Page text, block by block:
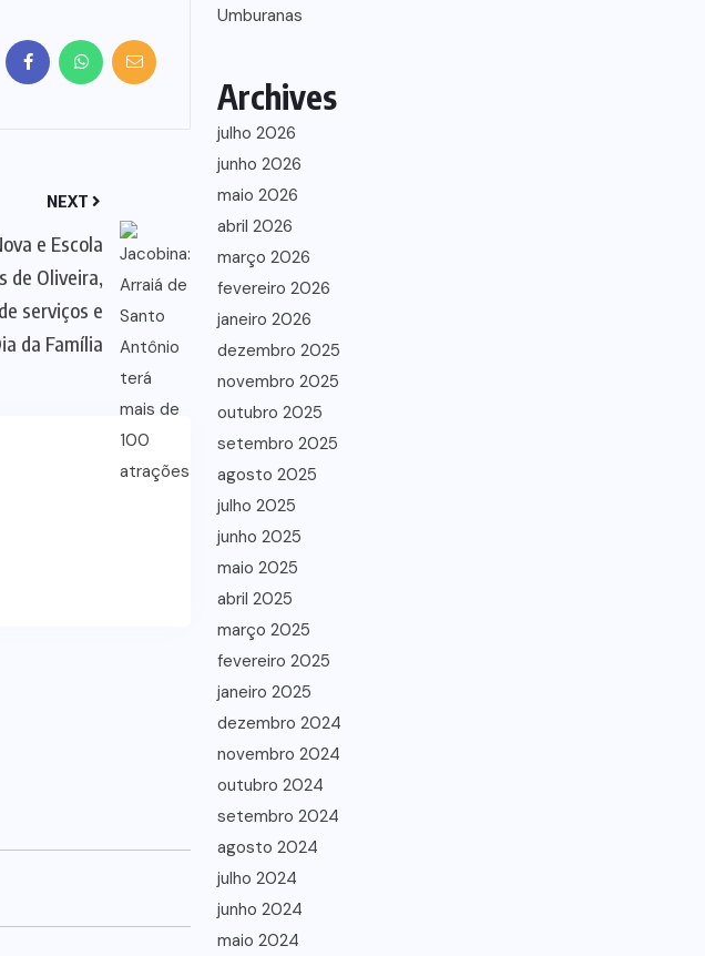
NEXT
e Escola
de Oliveira,
serviços e
da Família
Umburanas
Archives
julho 2026
junho 2026
maio 2026
abril 2026
março 2026
fevereiro 2026
janeiro 2026
dezembro 2025
novembro 2025
outubro 2025
setembro 2025
agosto 2025
julho 2025
junho 2025
maio 2025
abril 2025
março 2025
fevereiro 2025
janeiro 2025
dezembro 2024
novembro 2024
outubro 2024
setembro 2024
agosto 2024
julho 2024
junho 2024
maio 2024